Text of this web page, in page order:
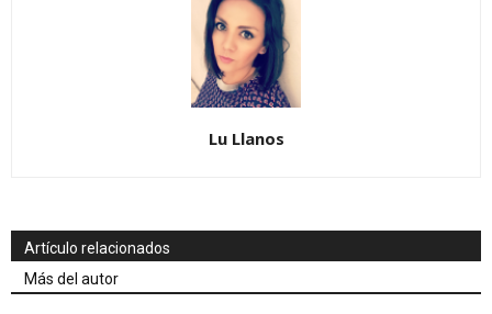
Lu Llanos
Artículo relacionados
Más del autor